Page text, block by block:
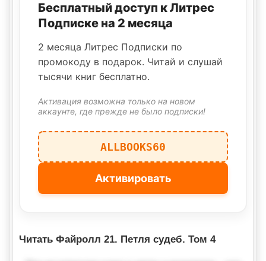
Бесплатный доступ к Литрес
Подписке на 2 месяца
2 месяца Литрес Подписки по
промокоду в подарок. Читай и слушай
тысячи книг бесплатно.
Активация возможна только на новом
аккаунте, где прежде не было подписки!
ALLBOOKS60
Активировать
Читать Файролл 21. Петля судеб. Том 4